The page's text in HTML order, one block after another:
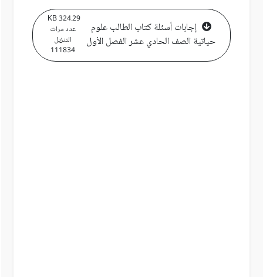
إجابات أسئلة كتاب الطالب علوم
حياتية الصف الحادي عشر الفصل الأول
324.29 KB
عدد مرات
التنزيل
111834